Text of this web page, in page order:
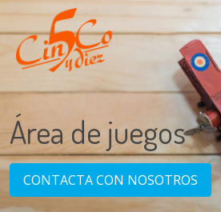
Área de juegos
CONTACTA CON NOSOTROS